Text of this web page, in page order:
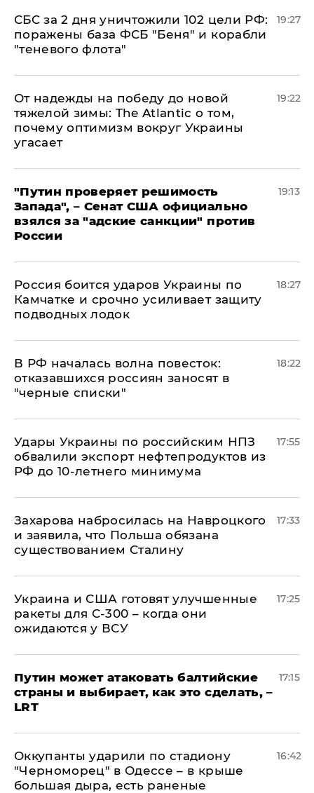
СБС за 2 дня уничтожили 102 цели РФ:
поражены база ФСБ "Беня" и корабли
"теневого флота"
19:27
От надежды на победу до новой
тяжелой зимы: The Atlantic о том,
почему оптимизм вокруг Украины
угасает
19:22
"Путин проверяет решимость
Запада", – Сенат США официально
взялся за "адские санкции" против
России
19:13
Россия боится ударов Украины по
Камчатке и срочно усиливает защиту
подводных лодок
18:27
​В РФ началась волна повесток:
отказавшихся россиян заносят в
"черные списки"
18:22
Удары Украины по российским НПЗ
обвалили экспорт нефтепродуктов из
РФ до 10-летнего минимума
17:55
​Захарова набросилась на Навроцкого
и заявила, что Польша обязана
существованием Сталину
17:33
Украина и США готовят улучшенные
ракеты для С-300 – когда они
ожидаются у ВСУ
17:25
Путин может атаковать балтийские
страны и выбирает, как это сделать, –
LRT
17:15
Оккупанты ударили по стадиону
"Черноморец" в Одессе – в крыше
большая дыра, есть раненые
16:42